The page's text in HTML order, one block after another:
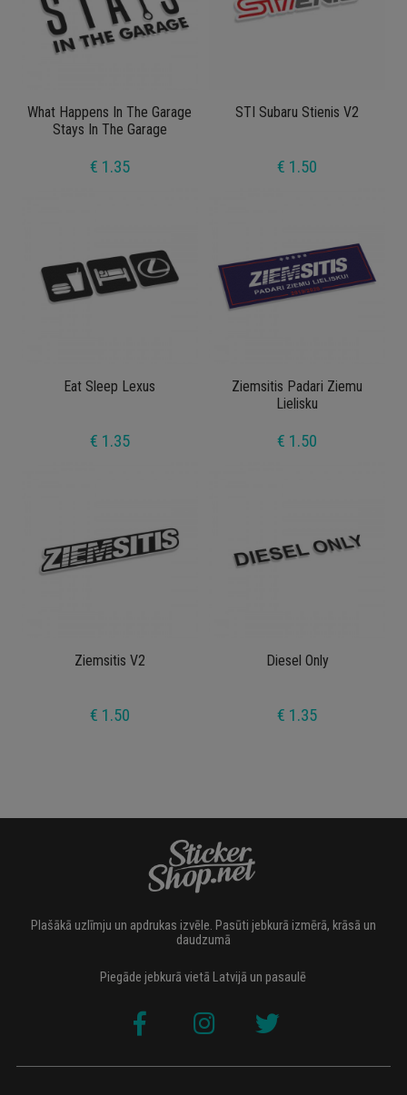
What Happens In The Garage
Stays In The Garage
€ 1.35
STI Subaru Stienis V2
€ 1.50
Eat Sleep Lexus
€ 1.35
Ziemsitis Padari Ziemu
Lielisku
€ 1.50
Ziemsitis V2
€ 1.50
Diesel Only
€ 1.35
Plašākā uzlīmju un apdrukas izvēle. Pasūti jebkurā izmērā, krāsā un
daudzumā
Piegāde jebkurā vietā Latvijā un pasaulē